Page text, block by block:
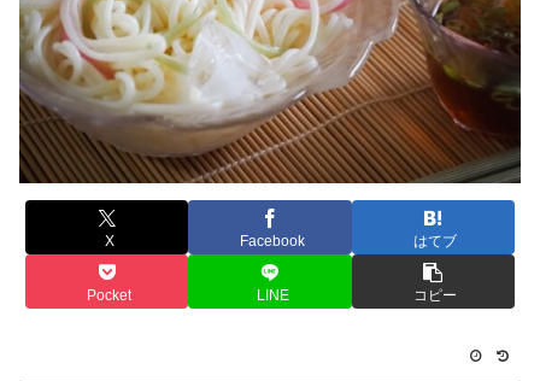
X Facebook はてブ
Pocket LINE コピー